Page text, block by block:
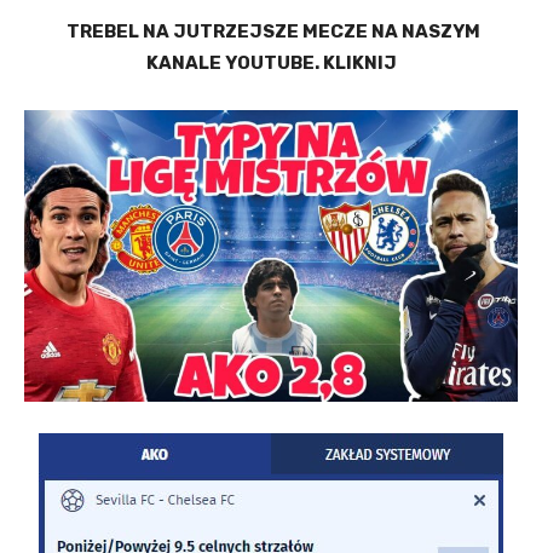
TREBEL NA JUTRZEJSZE MECZE NA NASZYM
KANALE YOUTUBE. KLIKNIJ